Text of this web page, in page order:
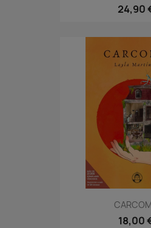
24,90
18,00